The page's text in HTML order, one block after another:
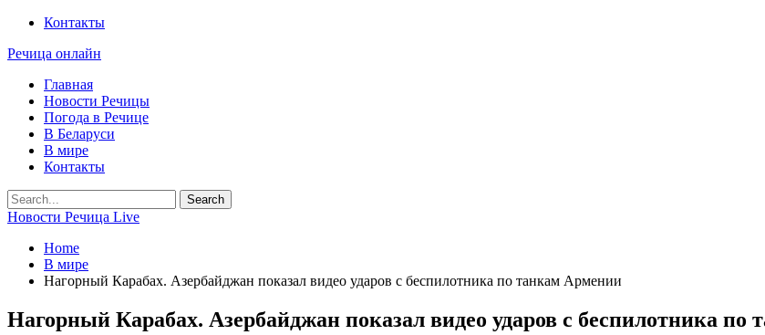
Контакты
Речица онлайн
Главная
Новости Речицы
Погода в Речице
В Беларуси
В мире
Контакты
Новости Речица Live
Home
В мире
Нагорный Карабах. Азербайджан показал видео ударов с беспилотника по танкам Армении
Нагорный Карабах. Азербайджан показал видео ударов с беспилотника по